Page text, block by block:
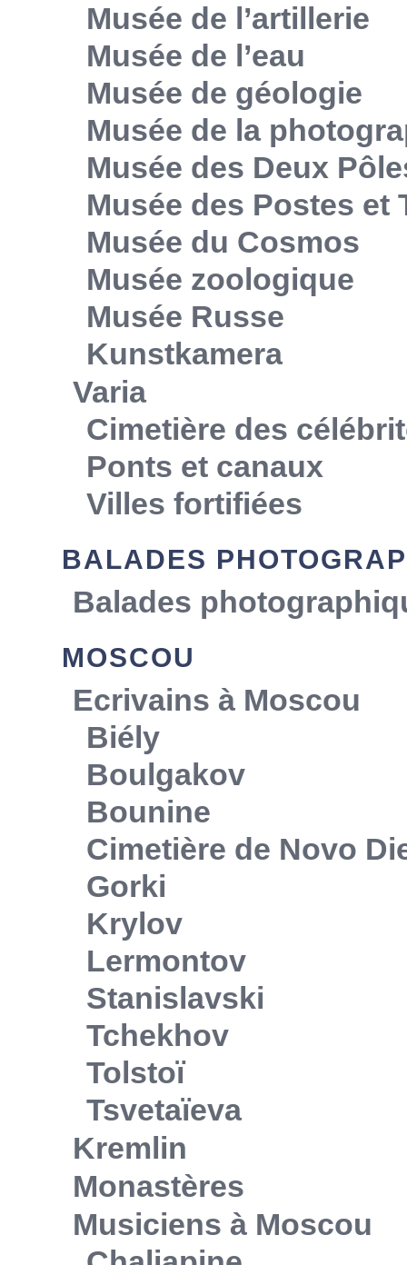
Musée de l’artillerie
Musée de l’eau
Musée de géologie
Musée de la
Musée des Deux
Musée des Postes
Musée du Cosmos
Musée zoologique
Musée Russe
Kunstkamera
Varia
Cimetière des
Ponts et canaux
Villes fortifiées
BALADES
Balades
MOSCOU
Ecrivains à Moscou
Biély
Boulgakov
Bounine
Cimetière de Novo
Gorki
Krylov
Lermontov
Stanislavski
Tchekhov
Tolstoï
Tsvetaïeva
Kremlin
Monastères
Musiciens à Moscou